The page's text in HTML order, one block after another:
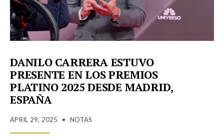
DANILO CARRERA ESTUVO
PRESENTE EN LOS PREMIOS
PLATINO 2025 DESDE MADRID,
ESPAÑA
APRIL 29, 2025 • NOTAS